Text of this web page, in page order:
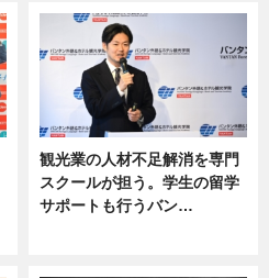
観光業の人材不足解消を専門
スクールが担う。学生の留学
サポートも行うバン…